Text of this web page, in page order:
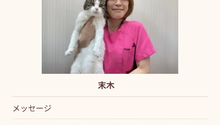
末木
メッセージ